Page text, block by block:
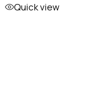
Quick view